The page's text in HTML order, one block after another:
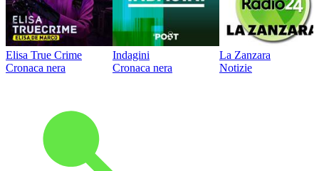
Elisa True Crime
Cronaca nera
Indagini
Cronaca nera
La Zanzara
Notizie